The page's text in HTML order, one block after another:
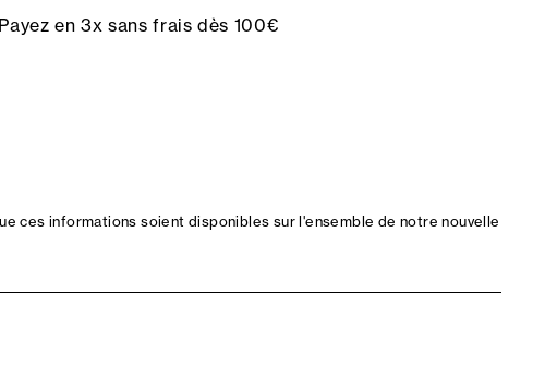
en 3x sans frais dès 100€
ces informations soient disponibles sur l'ensemble de notre nouvelle